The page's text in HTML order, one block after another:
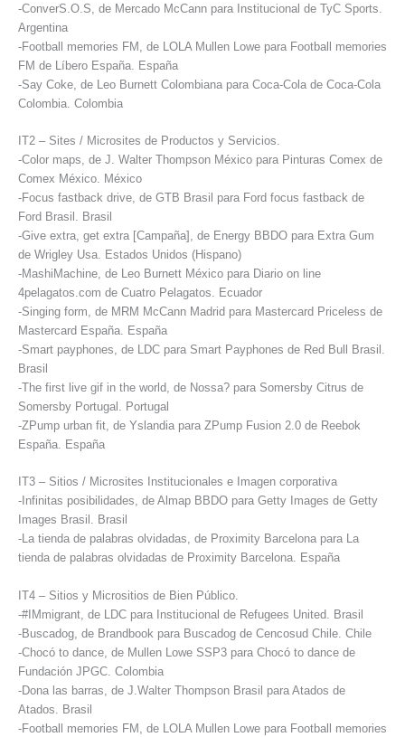
-ConverS.O.S, de Mercado McCann para Institucional de TyC Sports.
Argentina
-Football memories FM, de LOLA Mullen Lowe para Football memories
FM de Líbero España. España
-Say Coke, de Leo Burnett Colombiana para Coca-Cola de Coca-Cola
Colombia. Colombia
IT2 – Sites / Microsites de Productos y Servicios.
-Color maps, de J. Walter Thompson México para Pinturas Comex de
Comex México. México
-Focus fastback drive, de GTB Brasil para Ford focus fastback de
Ford Brasil. Brasil
-Give extra, get extra [Campaña], de Energy BBDO para Extra Gum
de Wrigley Usa. Estados Unidos (Hispano)
-MashiMachine, de Leo Burnett México para Diario on line
4pelagatos.com de Cuatro Pelagatos. Ecuador
-Singing form, de MRM McCann Madrid para Mastercard Priceless de
Mastercard España. España
-Smart payphones, de LDC para Smart Payphones de Red Bull Brasil.
Brasil
-The first live gif in the world, de Nossa? para Somersby Citrus de
Somersby Portugal. Portugal
-ZPump urban fit, de Yslandia para ZPump Fusion 2.0 de Reebok
España. España
IT3 – Sitios / Microsites Institucionales e Imagen corporativa
-Infinitas posibilidades, de Almap BBDO para Getty Images de Getty
Images Brasil. Brasil
-La tienda de palabras olvidadas, de Proximity Barcelona para La
tienda de palabras olvidadas de Proximity Barcelona. España
IT4 – Sitios y Micrositios de Bien Público.
-#IMmigrant, de LDC para Institucional de Refugees United. Brasil
-Buscadog, de Brandbook para Buscadog de Cencosud Chile. Chile
-Chocó to dance, de Mullen Lowe SSP3 para Chocó to dance de
Fundación JPGC. Colombia
-Dona las barras, de J.Walter Thompson Brasil para Atados de
Atados. Brasil
-Football memories FM, de LOLA Mullen Lowe para Football memories